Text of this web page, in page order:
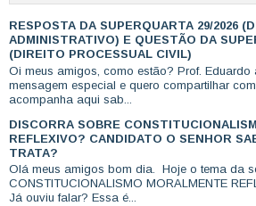
RESPOSTA DA SUPERQUARTA 29/2026
ADMINISTRATIVO) E QUESTÃO DA
(DIREITO PROCESSUAL CIVIL)
Oi meus amigos, como estão? Prof. Eduardo
mensagem especial e quero compartilhar
acompanha aqui sab...
DISCORRA SOBRE
REFLEXIVO? CANDIDATO O SENHOR
TRATA?
Olá meus amigos bom dia. Hoje o tema da
CONSTITUCIONALISMO MORALMENTE
Já ouviu falar? Essa é...